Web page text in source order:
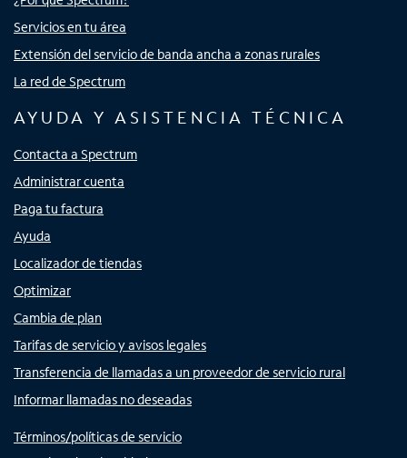
Servicios en tu área
Extensión del servicio de banda ancha a zonas rurales
La red de Spectrum
AYUDA Y ASISTENCIA TÉCNICA
Contacta a Spectrum
Administrar cuenta
Paga tu factura
Ayuda
Localizador de tiendas
Optimizar
Cambia de plan
Tarifas de servicio y avisos legales
Transferencia de llamadas a un proveedor de servicio rural
Informar llamadas no deseadas
Términos/políticas de servicio